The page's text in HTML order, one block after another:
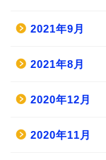
2021年9月
2021年8月
2020年12月
2020年11月